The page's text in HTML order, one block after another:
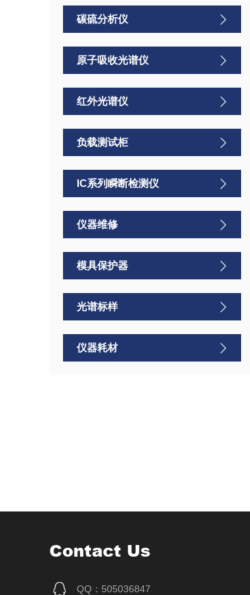
碳硫分析仪
原子吸收光谱仪
红外光谱仪
负载测试柜
IC系列瞬断检测仪
仪器维修
模具保护器
光谱标样
仪器耗材
Contact Us
QQ：505036847